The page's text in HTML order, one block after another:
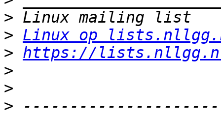
>
> Linux op
> https://
>
>
>